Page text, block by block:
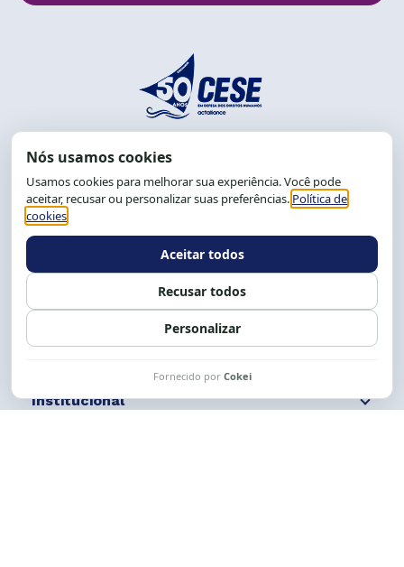
End.: R. da Graça, 150. Graça
CEP: 40.150-055
Salvador-BA, Brasil.
Tel.: (71) 2104-5457, Cel.: (71) 9 9239-2104 ou 2105
Expediente: 8h às 12h e 13 às 17h.
Siga nossas redes Fale conosco
Institucional